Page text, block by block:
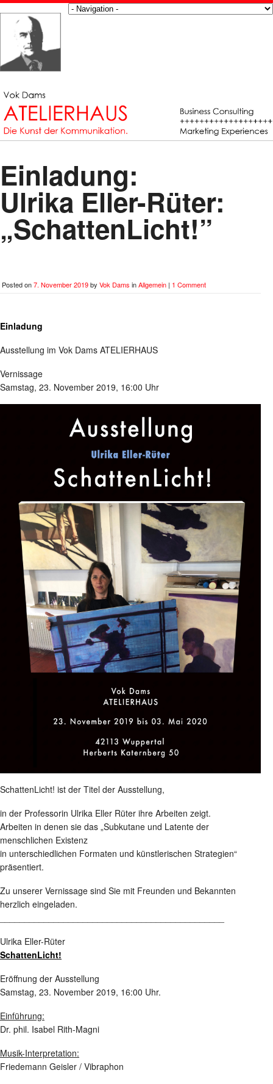
Einladung:
Ulrika Eller-Rüter:
„SchattenLicht!”
Posted on7. November 2019by Vok Dams inAllgemein | 1 Comment
Einladung
Ausstellung im Vok Dams ATELIERHAUS
Vernissage
Samstag, 23. November 2019, 16:00 Uhr
SchattenLicht! ist der Titel der Ausstellung,
in der Professorin Ulrika Eller Rüter ihre Arbeiten zeigt.
Arbeiten in denen sie das „Subkutane und Latente der
menschlichen Existenz
in unterschiedlichen Formaten und künstlerischen Strategien“
präsentiert.
Zu unserer Vernissage sind Sie mit Freunden und Bekannten
herzlich eingeladen.
Ulrika Eller-Rüter
SchattenLicht!
Eröffnung der Ausstellung
Samstag, 23. November 2019, 16:00 Uhr.
Einführung:
Dr. phil. Isabel Rith-Magni
Musik-Interpretation:
Friedemann Geisler / Vibraphon